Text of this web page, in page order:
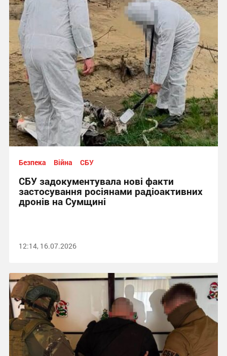
Безпека Війна СБУ
СБУ задокументувала нові факти
застосування росіянами радіоактивних
дронів на Сумщині
12:14, 16.07.2026